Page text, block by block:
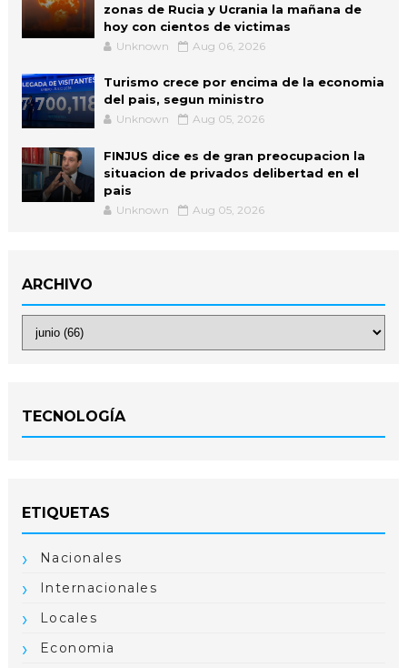
zonas de Rucia y Ucrania la mañana de
hoy con cientos de victimas
Unknown Aug 06, 2026
Turismo crece por encima de la economia
del pais, segun ministro
Unknown Aug 05, 2026
FINJUS dice es de gran preocupacion la
situacion de privados delibertad en el
pais
Unknown Aug 05, 2026
ARCHIVO
TECNOLOGÍA
ETIQUETAS
Nacionales
Internacionales
Locales
Economia